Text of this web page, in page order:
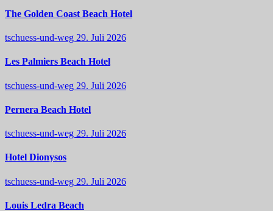
The Golden Coast Beach Hotel
tschuess-und-weg 29. Juli 2026
Les Palmiers Beach Hotel
tschuess-und-weg 29. Juli 2026
Pernera Beach Hotel
tschuess-und-weg 29. Juli 2026
Hotel Dionysos
tschuess-und-weg 29. Juli 2026
Louis Ledra Beach